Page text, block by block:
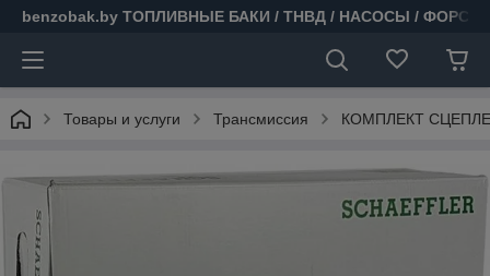
benzobak.by ТОПЛИВНЫЕ БАКИ / ТНВД / НАСОСЫ /
Товары и услуги Трансмиссия КОМПЛЕКТ